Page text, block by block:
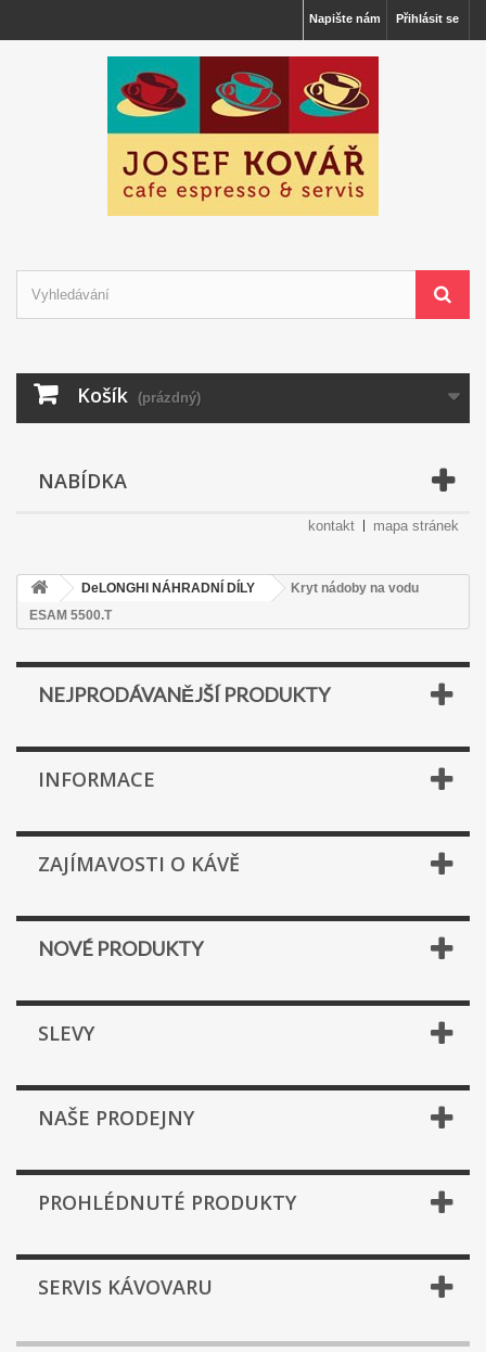
Přihlásit se
Napište nám
Košík (prázdný)
NABÍDKA
kontakt mapa stránek
DeLONGHI NÁHRADNÍ DÍLY
Kryt nádoby na vodu
ESAM 5500.T
NEJPRODÁVANĚJŠÍ PRODUKTY
INFORMACE
ZAJÍMAVOSTI O KÁVĚ
NOVÉ PRODUKTY
SLEVY
NAŠE PRODEJNY
PROHLÉDNUTÉ PRODUKTY
SERVIS KÁVOVARU